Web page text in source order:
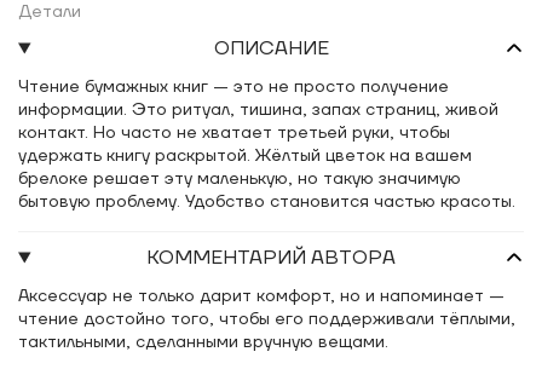
Детали
ОПИСАНИЕ
Чтение бумажных книг — это не просто получение
информации. Это ритуал, тишина, запах страниц, живой
контакт. Но часто не хватает третьей руки, чтобы
удержать книгу раскрытой. Жёлтый цветок на вашем
брелоке решает эту маленькую, но такую значимую
бытовую проблему. Удобство становится частью красоты.
КОММЕНТАРИЙ АВТОРА
Аксессуар не только дарит комфорт, но и напоминает —
чтение достойно того, чтобы его поддерживали тёплыми,
тактильными, сделанными вручную вещами.